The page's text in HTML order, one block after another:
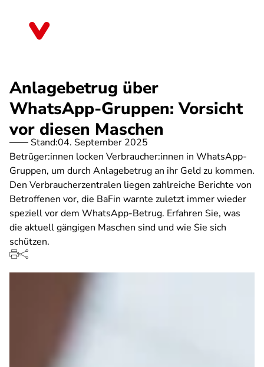
Anlagebetrug über
WhatsApp-Gruppen: Vorsicht
vor diesen Maschen
Stand:04. September 2025
Betrüger:innen locken Verbraucher:innen in WhatsApp-
Gruppen, um durch Anlagebetrug an ihr Geld zu kommen.
Den Verbraucherzentralen liegen zahlreiche Berichte von
Betroffenen vor, die BaFin warnte zuletzt immer wieder
speziell vor dem WhatsApp-Betrug. Erfahren Sie, was
die aktuell gängigen Maschen sind und wie Sie sich
schützen.